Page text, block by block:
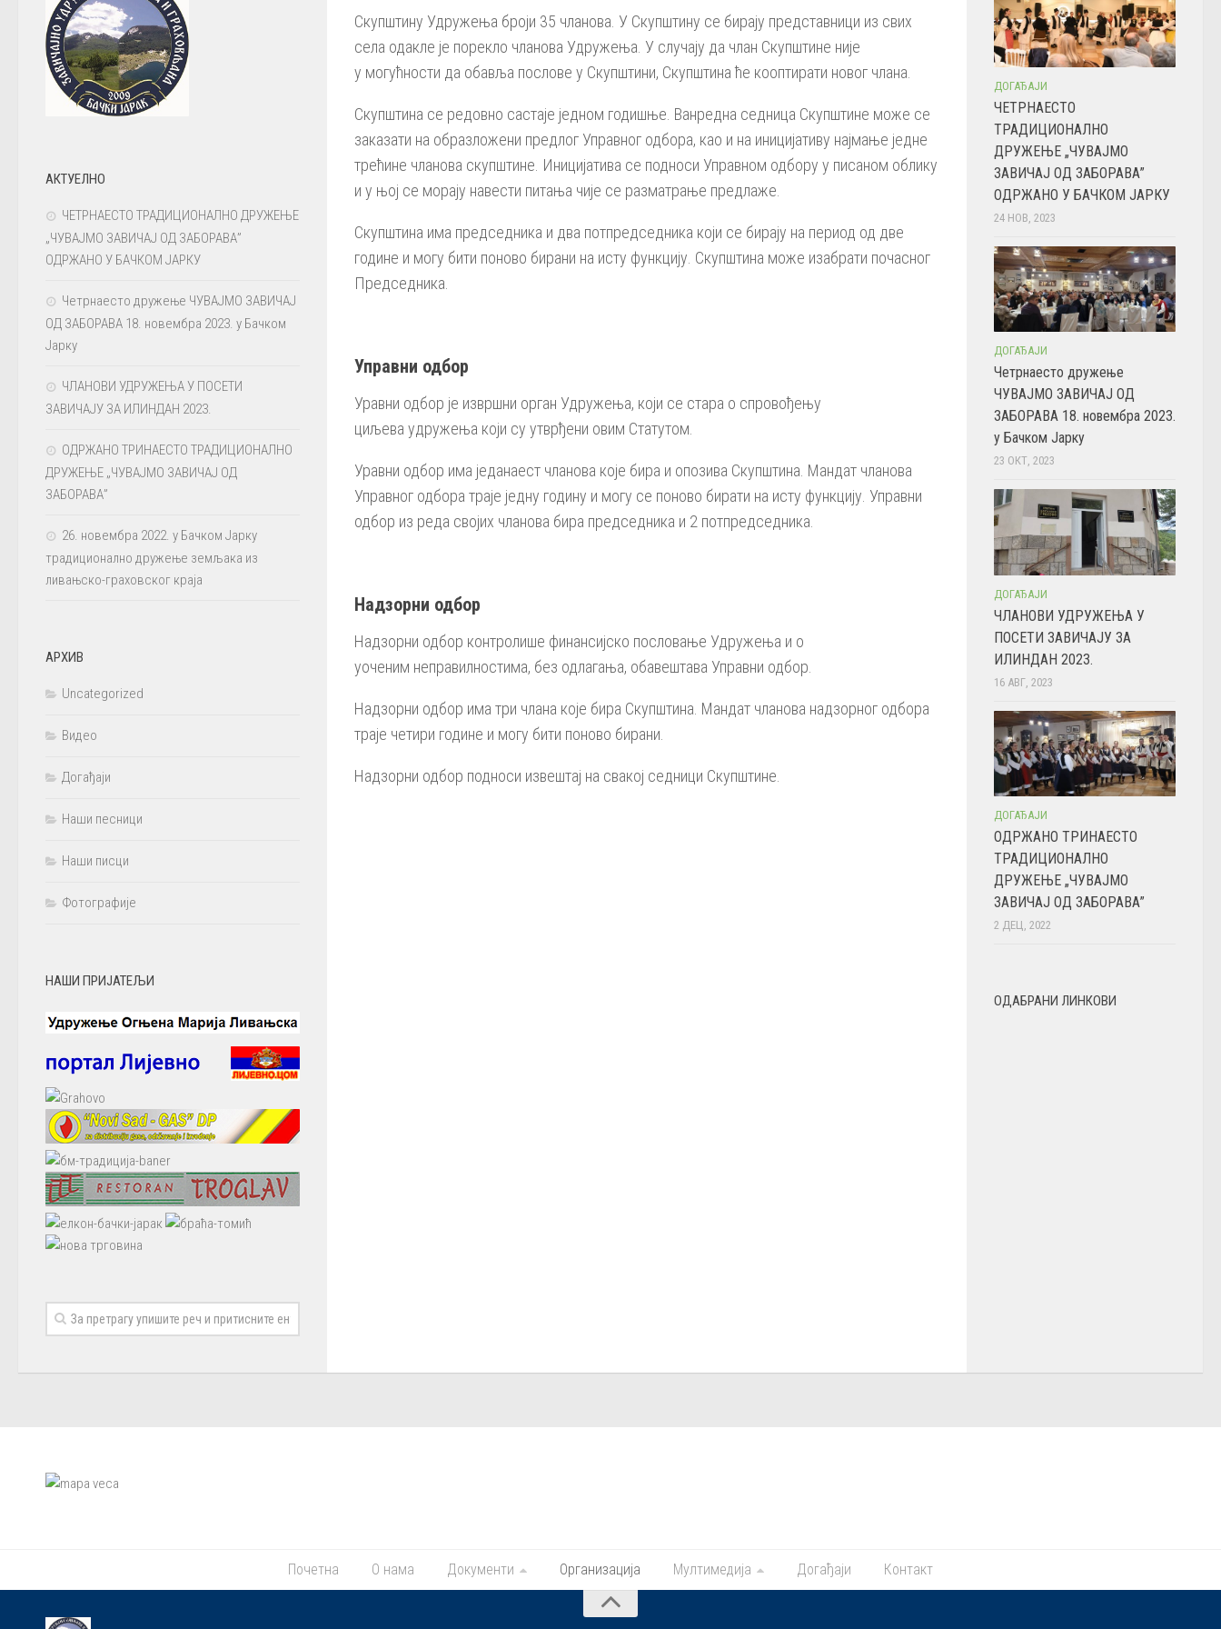
Скупштину Удружења броји 35 чланова. У Скупштину се бирају представници из свих
села одакле је порекло чланова Удружења. У случају да члан Скупштине није
у могућности да обавља послове у Скупштини, Скупштина ће кооптирати новог члана.
Скупштина се редовно састаје једном годишње. Ванредна седница Скупштине може се
заказати на образложени предлог Управног одбора, као и на иницијативу најмање једне
трећине чланова скупштине. Иницијатива се подноси Управном одбору у писаном облику
и у њој се морају навести питања чије се разматрање предлаже.
Скупштина има председника и два потпредседника који се бирају на период од две
године и могу бити поново бирани на исту функцију. Скупштина може изабрати почасног
Председника.
Управни одбор
Уравни одбор је извршни орган Удружења, који се стара о спровођењу
циљева удружења који су утврђени овим Статутом.
Уравни одбор има једанаест чланова које бира и опозива Скупштина. Мандат чланова
Управног одбора траје једну годину и могу се поново бирати на исту функцију. Управни
одбор из реда својих чланова бира председника и 2 потпредседника.
Надзорни одбор
Надзорни одбор контролише финансијско пословање Удружења и о
уоченим неправилностима, без одлагања, обавештава Управни одбор.
Надзорни одбор има три члана које бира Скупштина. Мандат чланова надзорног одбора
траје четири године и могу бити поново бирани.
Надзорни одбор подноси извештај на свакој седници Скупштине.
АКТУЕЛНО
ЧЕТРНАЕСТО ТРАДИЦИОНАЛНО ДРУЖЕЊЕ
„ЧУВАЈМО ЗАВИЧАЈ ОД ЗАБОРАВА”
ОДРЖАНО У БАЧКОМ ЈАРКУ
Четрнаесто дружење ЧУВАЈМО ЗАВИЧАЈ
ОД ЗАБОРАВА 18. новембра 2023. у Бачком
Јарку
ЧЛАНОВИ УДРУЖЕЊА У ПОСЕТИ
ЗАВИЧАЈУ ЗА ИЛИНДАН 2023.
ОДРЖАНО ТРИНАЕСТО ТРАДИЦИОНАЛНО
ДРУЖЕЊЕ „ЧУВАЈМО ЗАВИЧАЈ ОД
ЗАБОРАВА”
26. новембра 2022. у Бачком Јарку
традиционално дружење земљака из
ливањско-граховског краја
АРХИВ
Uncategorized
Видео
Догађаји
Наши песници
Наши писци
Фотографије
НАШИ ПРИЈАТЕЉИ
ДОГАЂАЈИ
ЧЕТРНАЕСТО
ТРАДИЦИОНАЛНО
ДРУЖЕЊЕ „ЧУВАЈМО
ЗАВИЧАЈ ОД ЗАБОРАВА”
ОДРЖАНО У БАЧКОМ ЈАРКУ
24 НОВ, 2023
ДОГАЂАЈИ
Четрнаесто дружење
ЧУВАЈМО ЗАВИЧАЈ ОД
ЗАБОРАВА 18. новембра 2023.
у Бачком Јарку
23 ОКТ, 2023
ДОГАЂАЈИ
ЧЛАНОВИ УДРУЖЕЊА У
ПОСЕТИ ЗАВИЧАЈУ ЗА
ИЛИНДАН 2023.
16 АВГ, 2023
ДОГАЂАЈИ
ОДРЖАНО ТРИНАЕСТО
ТРАДИЦИОНАЛНО
ДРУЖЕЊЕ „ЧУВАЈМО
ЗАВИЧАЈ ОД ЗАБОРАВА”
2 ДЕЦ, 2022
ОДАБРАНИ ЛИНКОВИ
Почетна О нама Документи Организација Мултимедија Догађаји Контакт